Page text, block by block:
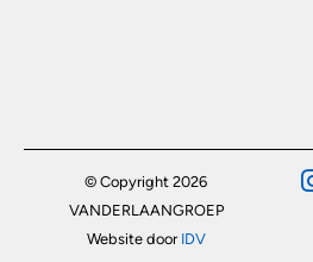
© Copyright 2026
VANDERLAANGROEP
Website door IDV